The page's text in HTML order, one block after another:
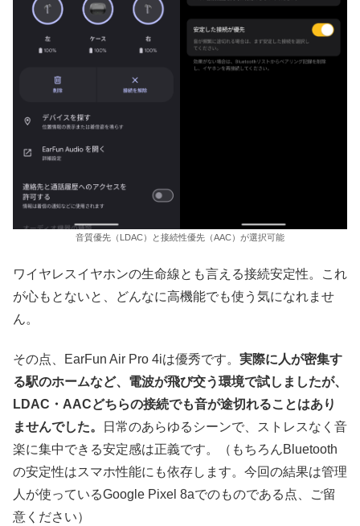
音質優先（LDAC）と接続性優先（AAC）が選択可能
ワイヤレスイヤホンの生命線とも言える接続安定性。これ
が心もとないと、どんなに高機能でも使う気になれませ
ん。
その点、EarFun Air Pro 4iは優秀です。 実際に人が密集す
る駅のホームなど、電波が飛び交う環境で試しましたが、
LDAC・AACどちらの接続でも音が途切れることはあり
ませんでした。
日常のあらゆるシーンで、ストレスなく音
楽に集中できる安定感は正義です。（もちろんBluetooth
の安定性はスマホ性能にも依存します。今回の結果は管理
人が使っているGoogle Pixel 8aでのものである点、ご留
意ください）